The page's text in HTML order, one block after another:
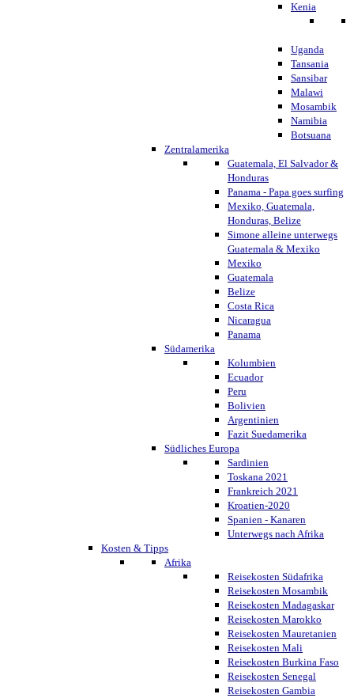
Kenia
Uganda
Tansania
Sansibar
Malawi
Mosambik
Namibia
Botsuana
Zentralamerika
Guatemala, El Salvador &
Honduras
Panama - Papa goes surfing
Mexiko, Guatemala,
Honduras, Belize
Simone alleine unterwegs
Guatemala & Mexiko
Mexiko
Guatemala
Belize
Costa Rica
Nicaragua
Panama
Südamerika
Kolumbien
Ecuador
Peru
Bolivien
Argentinien
Fazit Suedamerika
Südliches Europa
Sardinien
Toskana 2021
Frankreich 2021
Kroatien-2020
Spanien - Kanaren
Unterwegs nach Afrika
Kosten & Tipps
Afrika
Reisekosten Südafrika
Reisekosten Mosambik
Reisekosten Madagaskar
Reisekosten Marokko
Reisekosten Mauretanien
Reisekosten Mali
Reisekosten Burkina Faso
Reisekosten Senegal
Reisekosten Gambia